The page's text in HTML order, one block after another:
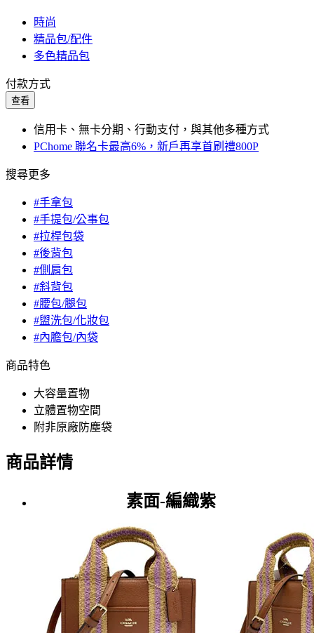
時尚
精品包/配件
多色精品包
付款方式
查看
信用卡、無卡分期、行動支付，與其他多種方式
PChome 聯名卡最高6%，新戶再享首刷禮800P
搜尋更多
#手拿包
#手提包/公事包
#拉桿包袋
#後背包
#側肩包
#斜背包
#腰包/腿包
#盥洗包/化妝包
#內膽包/內袋
商品特色
大容量置物
立體置物空間
附非原廠防塵袋
商品詳情
素面-編織紫